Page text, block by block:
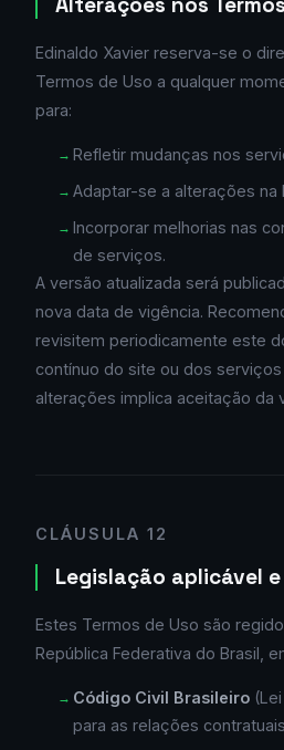
Edinaldo Xavier reserva-se o
Termos de Uso a qualquer
para:
Refletir mudanças nos
Adaptar-se a alterações na
Incorporar melhorias nas
de serviços.
A versão atualizada será
nova data de vigência.
revisitem periodicamente este
contínuo do site ou dos
alterações implica aceitação da
CLÁUSULA 12
Legislação aplicável
Estes Termos de Uso são
República Federativa do Brasil,
Código Civil Brasileiro
para as relações